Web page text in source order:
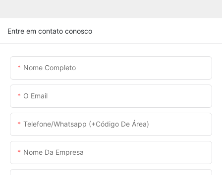
Entre em contato conosco
Nome Completo
O Email
Telefone/whatsapp (+código De Área)
Nome Da Empresa